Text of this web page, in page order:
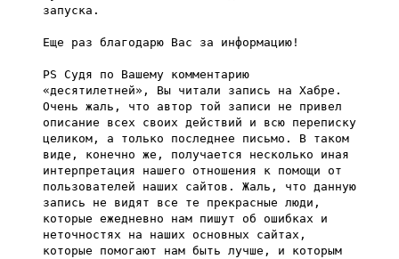
запуска.
Еще раз благодарю Вас за информацию!
PS Судя по Вашему комментарию
«десятилетней», Вы читали запись на Хабре.
Очень жаль, что автор той записи не привел
описание всех своих действий и всю переписку
целиком, а только последнее письмо. В таком
виде, конечно же, получается несколько иная
интерпретация нашего отношения к помощи от
пользователей наших сайтов. Жаль, что данную
запись не видят все те прекрасные люди,
которые ежедневно нам пишут об ошибках и
неточностях на наших основных сайтах,
которые помогают нам быть лучше, и которым